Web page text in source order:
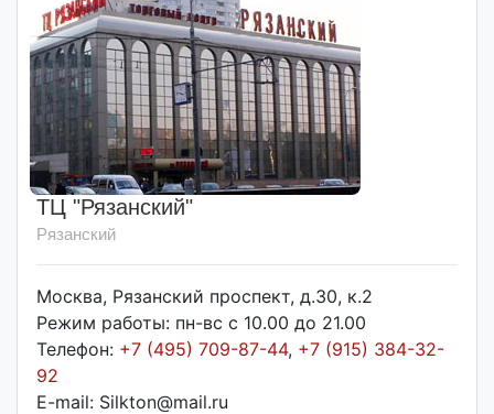
ТЦ "Рязанский"
Рязанский
Москва, Рязанский проспект, д.30, к.2
Режим работы: пн-вс с 10.00 до 21.00
Телефон: +7 (495) 709-87-44, +7 (915) 384-32-
92
E-mail: Silkton@mail.ru